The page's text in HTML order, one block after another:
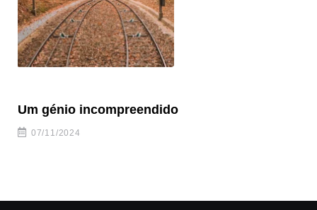
Um génio incompreendido
07/11/2024